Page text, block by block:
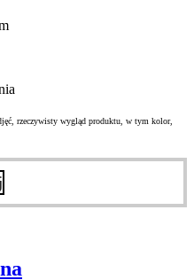
rzeczywisty wygląd produktu, w tym kolor,